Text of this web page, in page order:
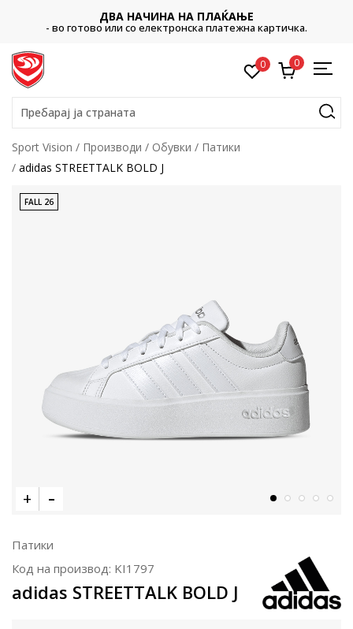
ДВА НАЧИНА НА ПЛАЌАЊЕ
- во готово или со електронска платежна картичка.
0 0
Пребарај ја страната
Sport Vision Производи Обувки
Патики
adidas STREETTALK BOLD J
FALL 26
Патики
Код на производ: KI1797
adidas STREETTALK BOLD J